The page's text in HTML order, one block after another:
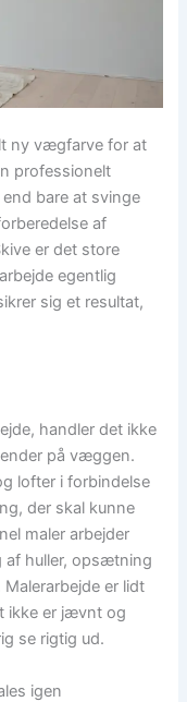
ny vægfarve for at
professionelt
bare at svinge
af
er det store
egentlig
sig et resultat,
handler det ikke
på væggen.
lofter i forbindelse
der skal kunne
maler arbejder
af huller, opsætning
er lidt
ikke er jævnt og
se rigtig ud.
igen